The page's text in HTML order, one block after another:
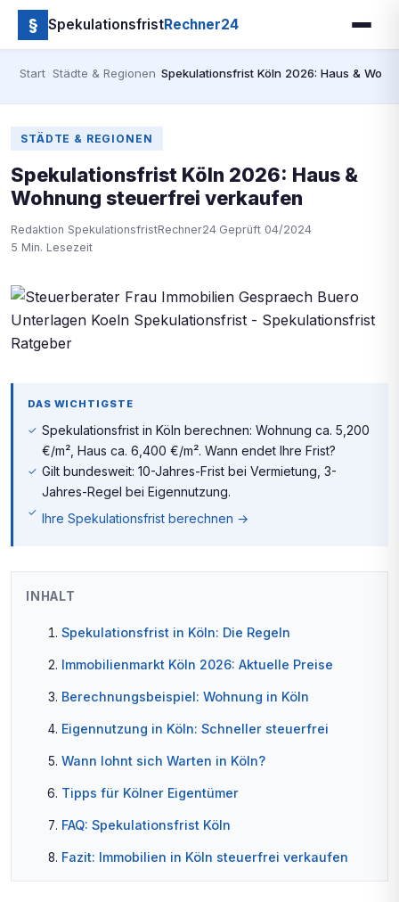
§ SpekulationsfristRechner24
Start Städte & Regionen ›Spekulationsfrist Köln 2026: Haus &
STÄDTE & REGIONEN
Spekulationsfrist Köln 2026: Haus &
Wohnung steuerfrei verkaufen
Redaktion SpekulationsfristRechner24 Geprüft 04/2024
5 Min. Lesezeit
DAS WICHTIGSTE
Spekulationsfrist in Köln berechnen: Wohnung ca. 5,200
€/m², Haus ca. 6,400 €/m². Wann endet Ihre Frist?
Gilt bundesweit: 10-Jahres-Frist bei Vermietung, 3-
Jahres-Regel bei Eigennutzung.
Ihre Spekulationsfrist berechnen →
INHALT
Spekulationsfrist in Köln: Die Regeln
Immobilienmarkt Köln 2026: Aktuelle Preise
Berechnungsbeispiel: Wohnung in Köln
Eigennutzung in Köln: Schneller steuerfrei
Wann lohnt sich Warten in Köln?
Tipps für Kölner Eigentümer
FAQ: Spekulationsfrist Köln
Fazit: Immobilien in Köln steuerfrei verkaufen